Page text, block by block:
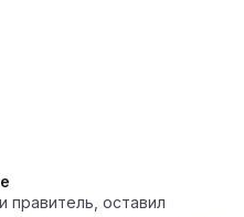
правитель, оставил